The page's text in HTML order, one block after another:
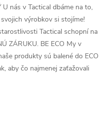
U nás v Tactical dbáme na to,
výrobkov si stojíme!
Tactical schopní na
ZÁRUKU. BE ECO My v
produkty sú balené do ECO
aby čo najmenej zaťažovali